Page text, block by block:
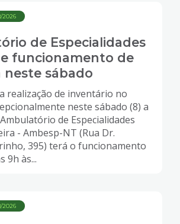
2026
de Especialidades
funcionamento de
neste sábado
realização de inventário no
neste sábado (8) a
de Especialidades
- Ambesp-NT (Rua Dr.
395) terá o funcionamento
9h às...
2026